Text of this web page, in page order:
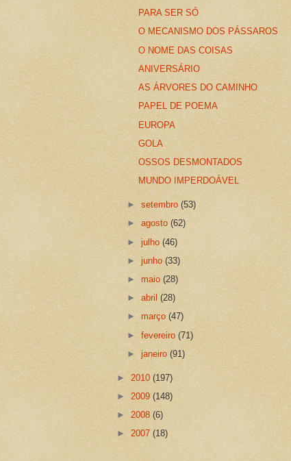
PARA SER SÓ
O MECANISMO DOS PÁSSAROS
O NOME DAS COISAS
ANIVERSÁRIO
AS ÁRVORES DO CAMINHO
PAPEL DE POEMA
EUROPA
GOLA
OSSOS DESMONTADOS
MUNDO IMPERDOÁVEL
►setembro(53)
►agosto(62)
►julho(46)
►junho(33)
► maio(28)
►abril(28)
►março(47)
►fevereiro(71)
►janeiro(91)
► 2010 (197)
► 2009 (148)
► 2008 (6)
► 2007 (18)